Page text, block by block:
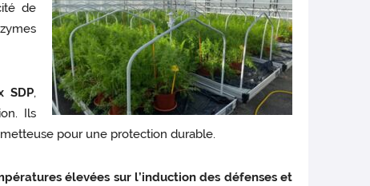
de
SDP,
Ils
pour une protection durable.
élevées sur l’induction des défenses et